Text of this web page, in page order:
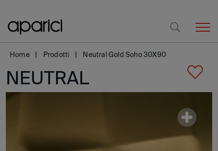
Home Prodotti Neutral Gold Soho 30X90
NEUTRAL